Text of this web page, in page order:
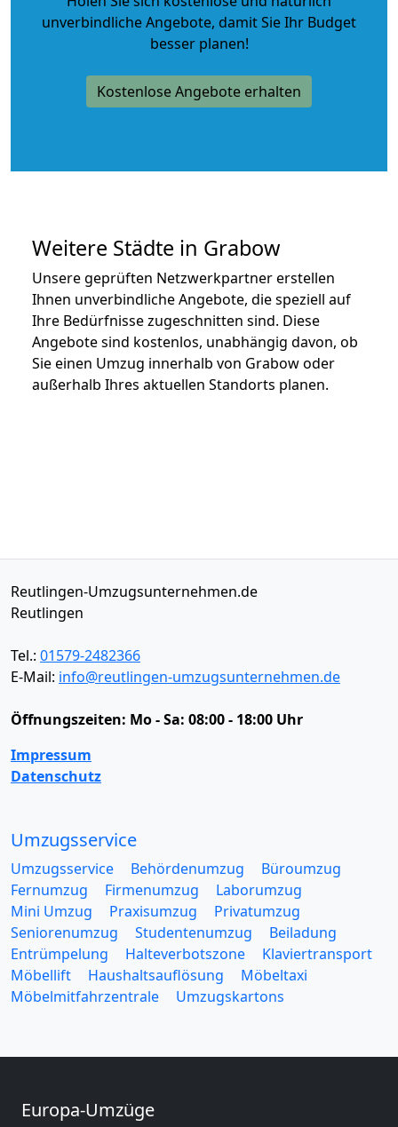
unverbindliche Angebote, damit Sie Ihr Budget
besser planen!
Kostenlose Angebote erhalten
Weitere Städte in Grabow
Unsere geprüften Netzwerkpartner erstellen
Ihnen unverbindliche Angebote, die speziell auf
Ihre Bedürfnisse zugeschnitten sind. Diese
Angebote sind kostenlos, unabhängig davon, ob
Sie einen Umzug innerhalb von Grabow oder
außerhalb Ihres aktuellen Standorts planen.
Reutlingen-Umzugsunternehmen.de
Reutlingen
Tel.: 01579-2482366
E-Mail: info@reutlingen-umzugsunternehmen.de
Öffnungszeiten: Mo - Sa: 08:00 - 18:00 Uhr
Impressum
Datenschutz
Umzugsservice
Umzugsservice Behördenumzug
Büroumzug
Fernumzug
Firmenumzug
Laborumzug
Mini Umzug
Praxisumzug
Privatumzug
Seniorenumzug
Studentenumzug
Beiladung
Entrümpelung
Halteverbotszone
Klaviertransport
Möbellift
Haushaltsauflösung
Möbeltaxi
Möbelmitfahrzentrale
Umzugskartons
Europa-Umzüge